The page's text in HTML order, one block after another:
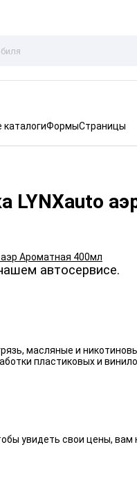
каталогиФормыСтраницы
LYNXauto
автосервисе.
масляные и
пластиковых и
увидеть свои цены,